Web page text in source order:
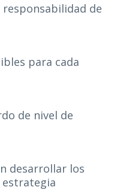
responsabilidad de
para cada
de nivel de
desarrollar los
estrategia